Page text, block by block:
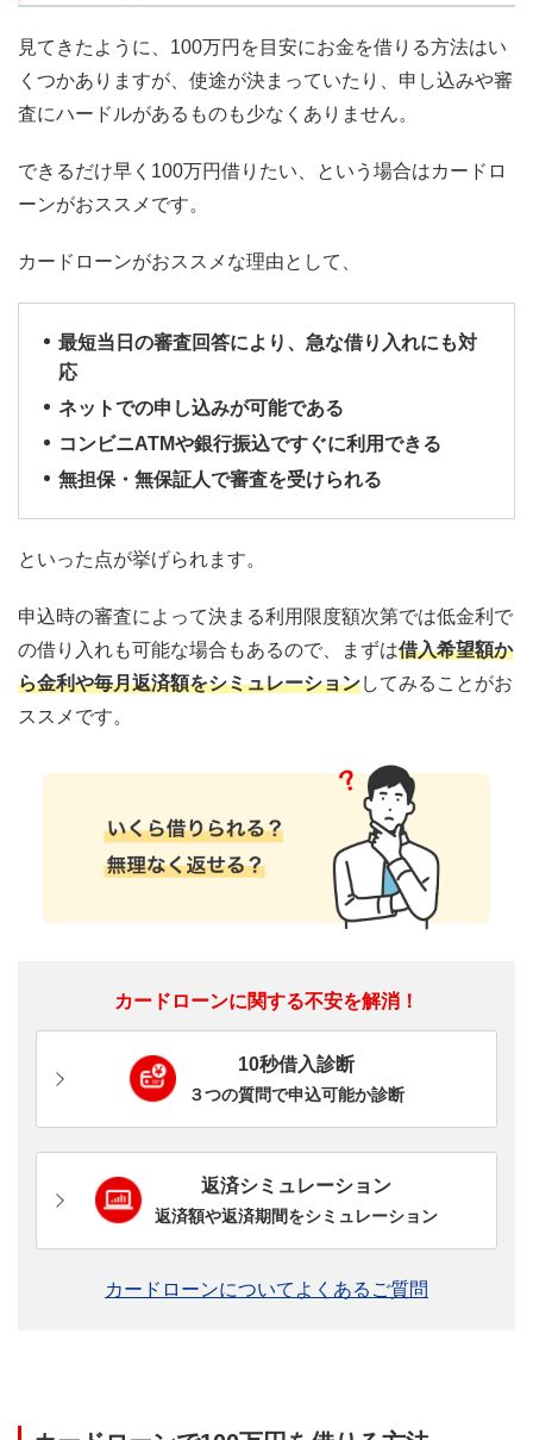
見てきたように、100万円を目安にお金を借りる方法はい
くつかありますが、使途が決まっていたり、申し込みや審
査にハードルがあるものも少なくありません。
できるだけ早く100万円借りたい、という場合はカードロ
ーンがおススメです。
カードローンがおススメな理由として、
最短当日の審査回答により、急な借り入れにも対
応
ネットでの申し込みが可能である
コンビニATMや銀行振込ですぐに利用できる
無担保・無保証人で審査を受けられる
といった点が挙げられます。
申込時の審査によって決まる利用限度額次第では低金利で
の借り入れも可能な場合もあるので、まずは借入希望額か
ら金利や毎月返済額をシミュレーションしてみることがお
ススメです。
カードローンに関する不安を解消！
10秒借入診断
３つの質問で申込可能か診断
返済シミュレーション
返済額や返済期間をシミュレーション
カードローンについてよくあるご質問